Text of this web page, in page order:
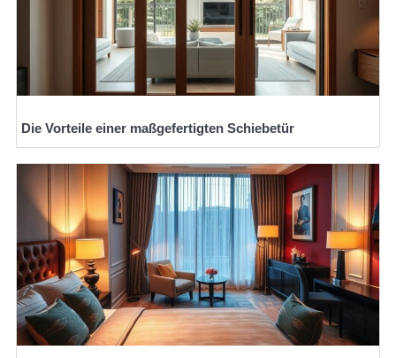
Die Vorteile einer maßgefertigten Schiebetür